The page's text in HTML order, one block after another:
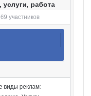
работа
участников
виды реклам: